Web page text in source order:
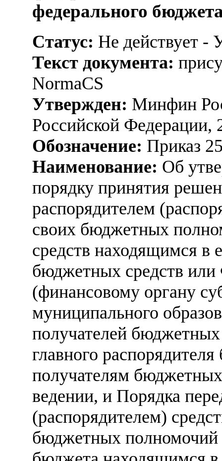
федерального
Статус: Не действует -
Текст документа:
NormaCS
Утвержден: Минфин
Российской Федерации,
Обозначение: Приказ
Наименование: Об
порядку принятия
распорядителем
своих бюджетных
средств находящимся в
бюджетных средств или
(финансовому органу
муниципального
получателей
главного
получателям
ведении, и Порядка
(распорядителем)
бюджетных полномочий